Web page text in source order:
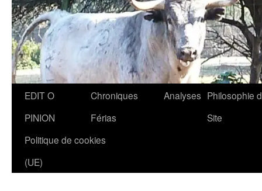
Aller
contenu
EDIT O
PINION
Chroniques
Férias
Analyses Philosophie
Site
Politique de cookies
(UE)